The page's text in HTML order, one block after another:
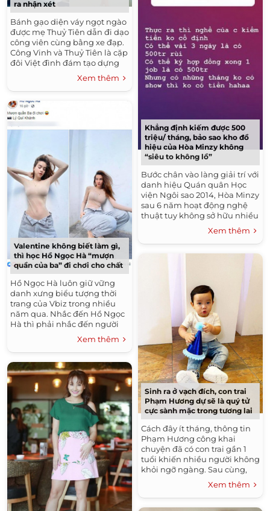
ra nhận xét
Bánh gạo diện váy ngọt ngào
được mẹ Thuỷ Tiên dẫn đi dạo
công viên cùng bằng xe đạp.
Công Vinh và Thuỷ Tiên là cặp
đôi Việt đình đám tạo dựng
giá trị hạnh phúc đích thực...
Xem thêm
Valentine không biết làm gì,
thì học Hồ Ngọc Hà “mượn
quần của ba” đi chơi cho chất
Hồ Ngọc Hà luôn giữ vững
danh xưng biểu tượng thời
trang của Vbiz trong nhiều
năm qua. Nhắc đến Hồ Ngọc
Hà thì phải nhắc đến người
luôn đi đầu xu hướng thời
Xem thêm
Khẳng định kiếm được 500
triệu/ tháng, bảo sao kho đồ
hiệu của Hòa Minzy không
“siêu to không lồ”
Bước chân vào làng giải trí với
danh hiệu Quán quân Học
viện Ngôi sao 2014, Hòa Minzy
sau 6 năm hoạt động nghệ
thuật tuy không sở hữu nhiều
bản hit nhưng vẫn là giọng ca
đắt giá của Vbiz....
Xem thêm
Sinh ra ở vạch đích, con trai
Phạm Hương dự sẽ là quý tử
cực sành mặc trong tương lai
Cách đây ít tháng, thông tin
Phạm Hương công khai
chuyện đã có con trai gần 1
tuổi khiến nhiều người không
khỏi ngỡ ngàng. Sau cùng,
người ta vẫn không quên
dành tình cảm cùng những
lời chúc...
Xem thêm